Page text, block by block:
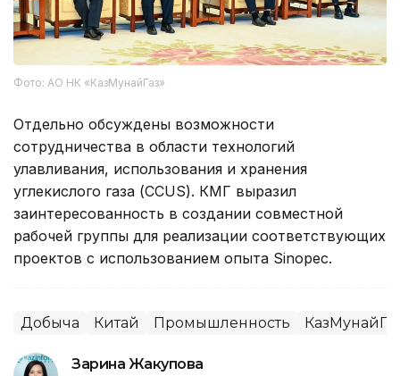
Фото: АО НК «КазМунайГаз»
Отдельно обсуждены возможности
сотрудничества в области технологий
улавливания, использования и хранения
углекислого газа (CCUS). КМГ выразил
заинтересованность в создании совместной
рабочей группы для реализации соответствующих
проектов с использованием опыта Sinopec.
Добыча Китай Промышленность
Зарина Жакупова